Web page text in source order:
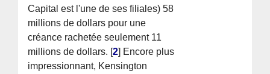
Capital est l'une de ses filiales) 58
millions de dollars pour une
créance rachetée seulement 11
millions de dollars. [2] Encore plus
impressionnant, Kensington